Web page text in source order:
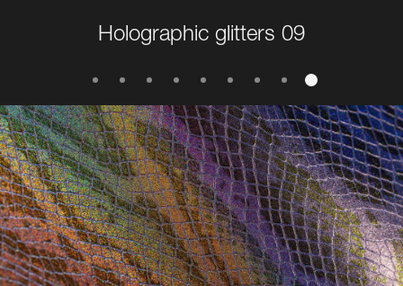
Holographic glitters 09